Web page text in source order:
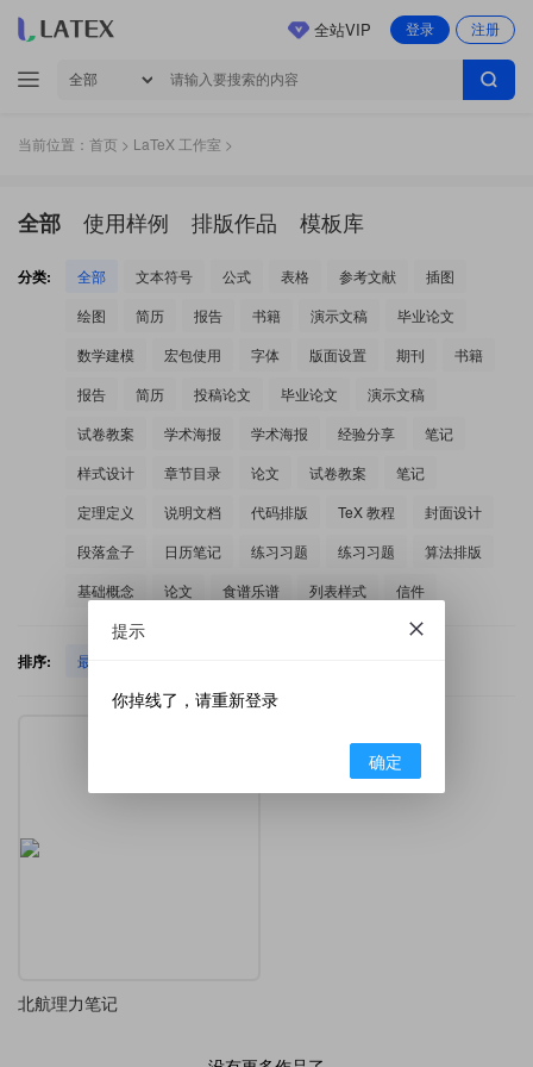
登录 注册
全站VIP
当前位置： 首页 > LaTeX 工作室 >
全部 使用样例 排版作品 模板库
分类: 全部 文本符号 公式 表格 参考文献
插图
绘图
简历 报告 书籍 演示文稿
毕业论文
数学建模
宏包使用 字体 版面设置 期刊
书籍
报告
简历 投稿论文 毕业论文
演示文稿
试卷教案
学术海报 学术海报 经验分享
笔记
样式设计
章节目录 论文 试卷教案
笔记
定理定义
说明文档 代码排版 TeX 教程
封面设计
段落盒子
日历笔记 练习习题 练习习题
算法排版
基础概念
论文 食谱乐谱 列表样式 信件
排序: 最新发布
北航理力笔记
提示
你掉线了，请重新登录
确定